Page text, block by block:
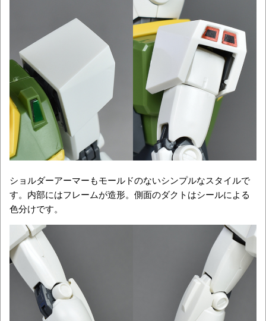
ショルダーアーマーもモールドのないシンプルなスタイルで
す。内部にはフレームが造形。側面のダクトはシールによる
色分けです。